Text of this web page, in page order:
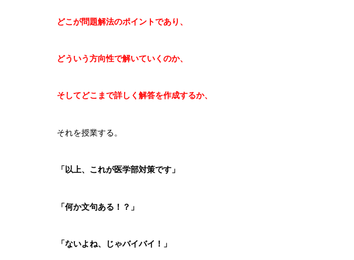
どこが問題解法のポイントであり、
どういう方向性で解いていくのか、
そしてどこまで詳しく解答を作成するか、
それを授業する。
「以上、これが医学部対策です」
「何か文句ある！？」
「ないよね、じゃバイバイ！」